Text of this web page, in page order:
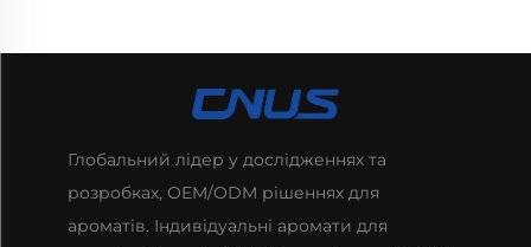
Глобальний лідер у дослідженнях та
розробках, OEM/ODM рішеннях для
ароматів. Індивідуальні аромати для